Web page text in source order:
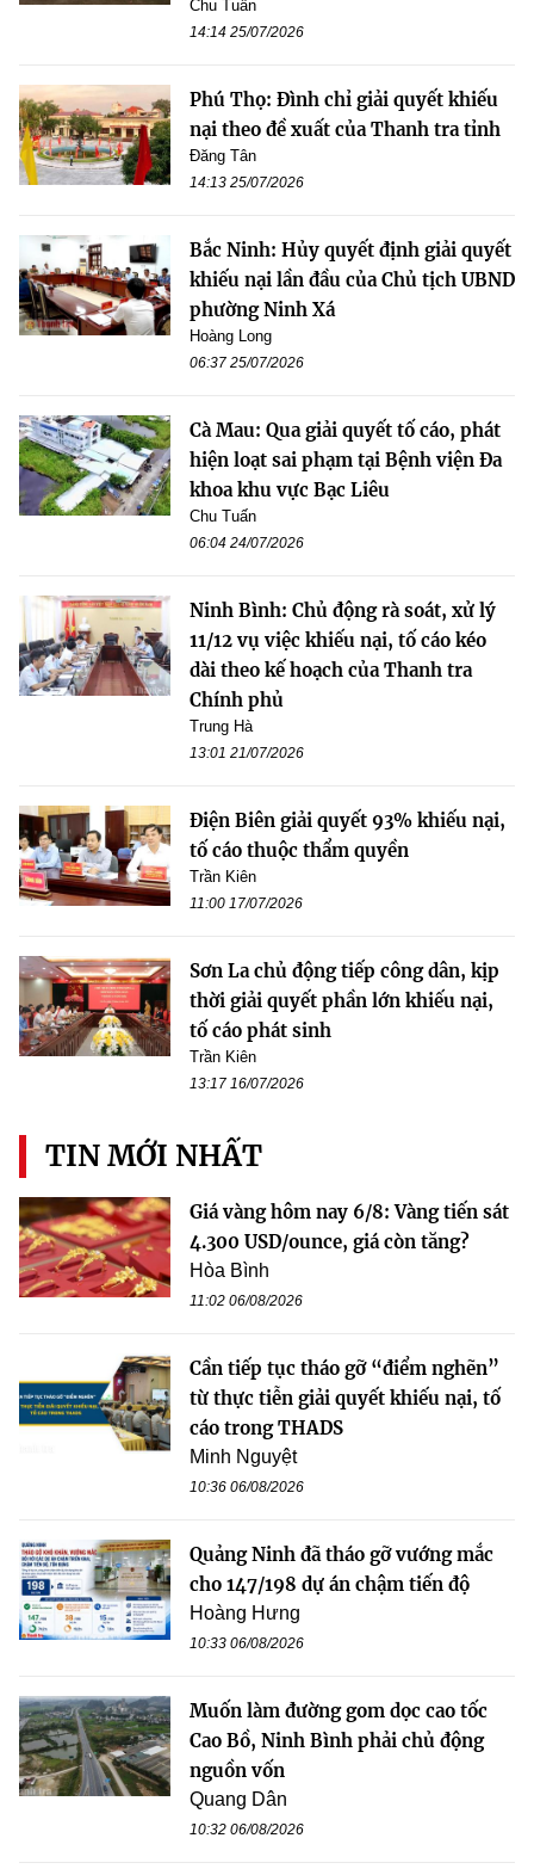
Chu Tuấn
14:14 25/07/2026
Phú Thọ: Đình chỉ giải quyết khiếu
nại theo đề xuất của Thanh tra tỉnh
Đăng Tân
14:13 25/07/2026
Bắc Ninh: Hủy quyết định giải quyết
khiếu nại lần đầu của Chủ tịch UBND
phường Ninh Xá
Hoàng Long
06:37 25/07/2026
Cà Mau: Qua giải quyết tố cáo, phát
hiện loạt sai phạm tại Bệnh viện Đa
khoa khu vực Bạc Liêu
Chu Tuấn
06:04 24/07/2026
Ninh Bình: Chủ động rà soát, xử lý
11/12 vụ việc khiếu nại, tố cáo kéo
dài theo kế hoạch của Thanh tra
Chính phủ
Trung Hà
13:01 21/07/2026
Điện Biên giải quyết 93% khiếu nại,
tố cáo thuộc thẩm quyền
Trần Kiên
11:00 17/07/2026
Sơn La chủ động tiếp công dân, kịp
thời giải quyết phần lớn khiếu nại,
tố cáo phát sinh
Trần Kiên
13:17 16/07/2026
TIN MỚI NHẤT
Giá vàng hôm nay 6/8: Vàng tiến sát
4.300 USD/ounce, giá còn tăng?
Hòa Bình
11:02 06/08/2026
Cần tiếp tục tháo gỡ “điểm nghẽn”
từ thực tiễn giải quyết khiếu nại, tố
cáo trong THADS
Minh Nguyệt
10:36 06/08/2026
Quảng Ninh đã tháo gỡ vướng mắc
cho 147/198 dự án chậm tiến độ
Hoàng Hưng
10:33 06/08/2026
Muốn làm đường gom dọc cao tốc
Cao Bồ, Ninh Bình phải chủ động
nguồn vốn
Quang Dân
10:32 06/08/2026